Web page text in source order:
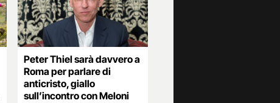
Peter Thiel sarà davvero a
Roma per parlare di
anticristo, giallo
sull’incontro con Meloni